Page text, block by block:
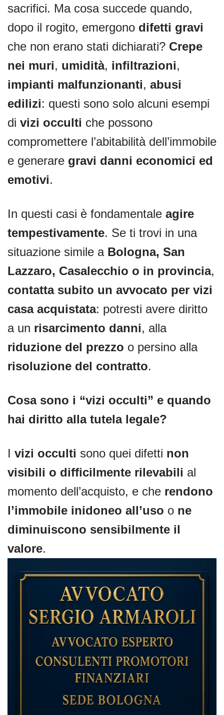
sacrifici. Ma cosa succede quando,
dopo il rogito, emergono difetti gravi
che non erano stati dichiarati? Crepe
nei muri, umidità, infiltrazioni,
impianti malfunzionanti, abusi
edilizi: questi sono solo alcuni esempi
di vizi occulti che possono
compromettere l’abitabilità dell’immobile
e generare gravi danni economici ed
emotivi.
In questi casi è fondamentale agire
tempestivamente. Se ti trovi in una
situazione simile a Bologna, San
Lazzaro, Casalecchio o in provincia,
contatta subito un avvocato per vizi
casa acquistata: potresti avere diritto
a un risarcimento danni, alla
riduzione del prezzo o persino alla
risoluzione del contratto.
Cosa sono i “vizi occulti” e quando
hai diritto alla tutela legale?
I vizi occulti sono quei difetti non
visibili o difficilmente rilevabili al
momento dell’acquisto, e che rendono
l’immobile inidoneo all’uso o ne
diminuiscono sensibilmente il
valore.